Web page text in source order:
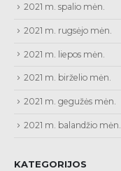
2021 m. spalio mėn.
2021 m. rugsėjo mėn.
2021 m. liepos mėn.
2021 m. birželio mėn.
2021 m. gegužės mėn.
2021 m. balandžio mėn.
KATEGORIJOS